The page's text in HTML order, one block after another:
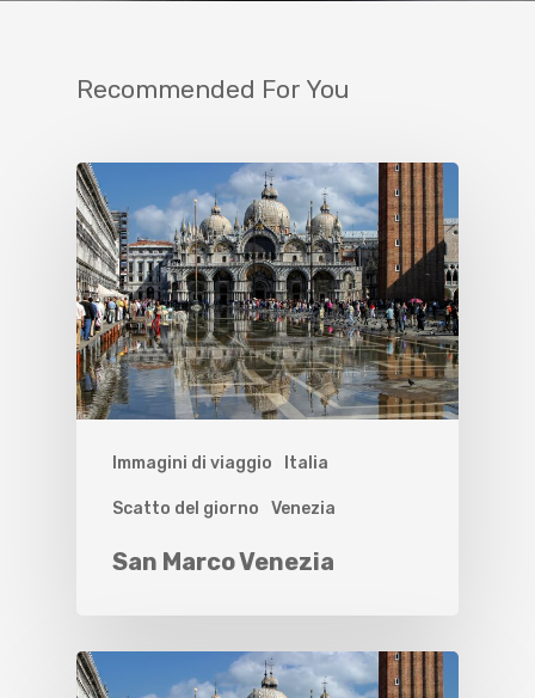
Recommended For You
Immagini di viaggio Italia
Scatto del giorno Venezia
San Marco Venezia